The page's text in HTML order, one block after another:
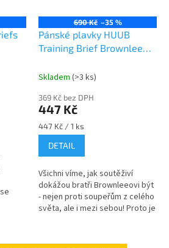
690 Kč –35 %
Pánské plavky HUUB
Training Brief Brownlee
Skladem (>3 ks)
369 Kč bez DPH
447 Kč
Měrná
cena:
447 Kč / 1 ks
DETAIL
Všichni víme, jak soutěživí
dokážou bratři Brownleeovi být
- nejen proti soupeřům z celého
světa, ale i mezi sebou! Proto je